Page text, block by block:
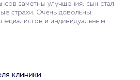
заметны улучшения: сын стал
страхи. Очень довольны
и индивидуальным
клиники